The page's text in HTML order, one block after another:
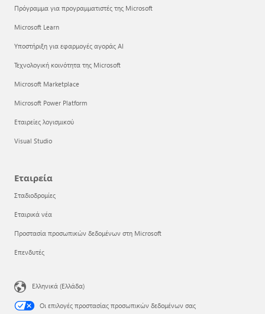
Πρόγραμμα για προγραμματιστές της Microsoft
Microsoft Learn
Υποστήριξη για εφαρμογές αγοράς AI
Τεχνολογική κοινότητα της Microsoft
Microsoft Marketplace
Microsoft Power Platform
Εταιρείες λογισμικού
Visual Studio
Εταιρεία
Σταδιοδρομίες
Εταιρικά νέα
Προστασία προσωπικών δεδομένων στη Microsoft
Επενδυτές
Ελληνικά (Ελλάδα)
Οι επιλογές προστασίας προσωπικών δεδομένων σας